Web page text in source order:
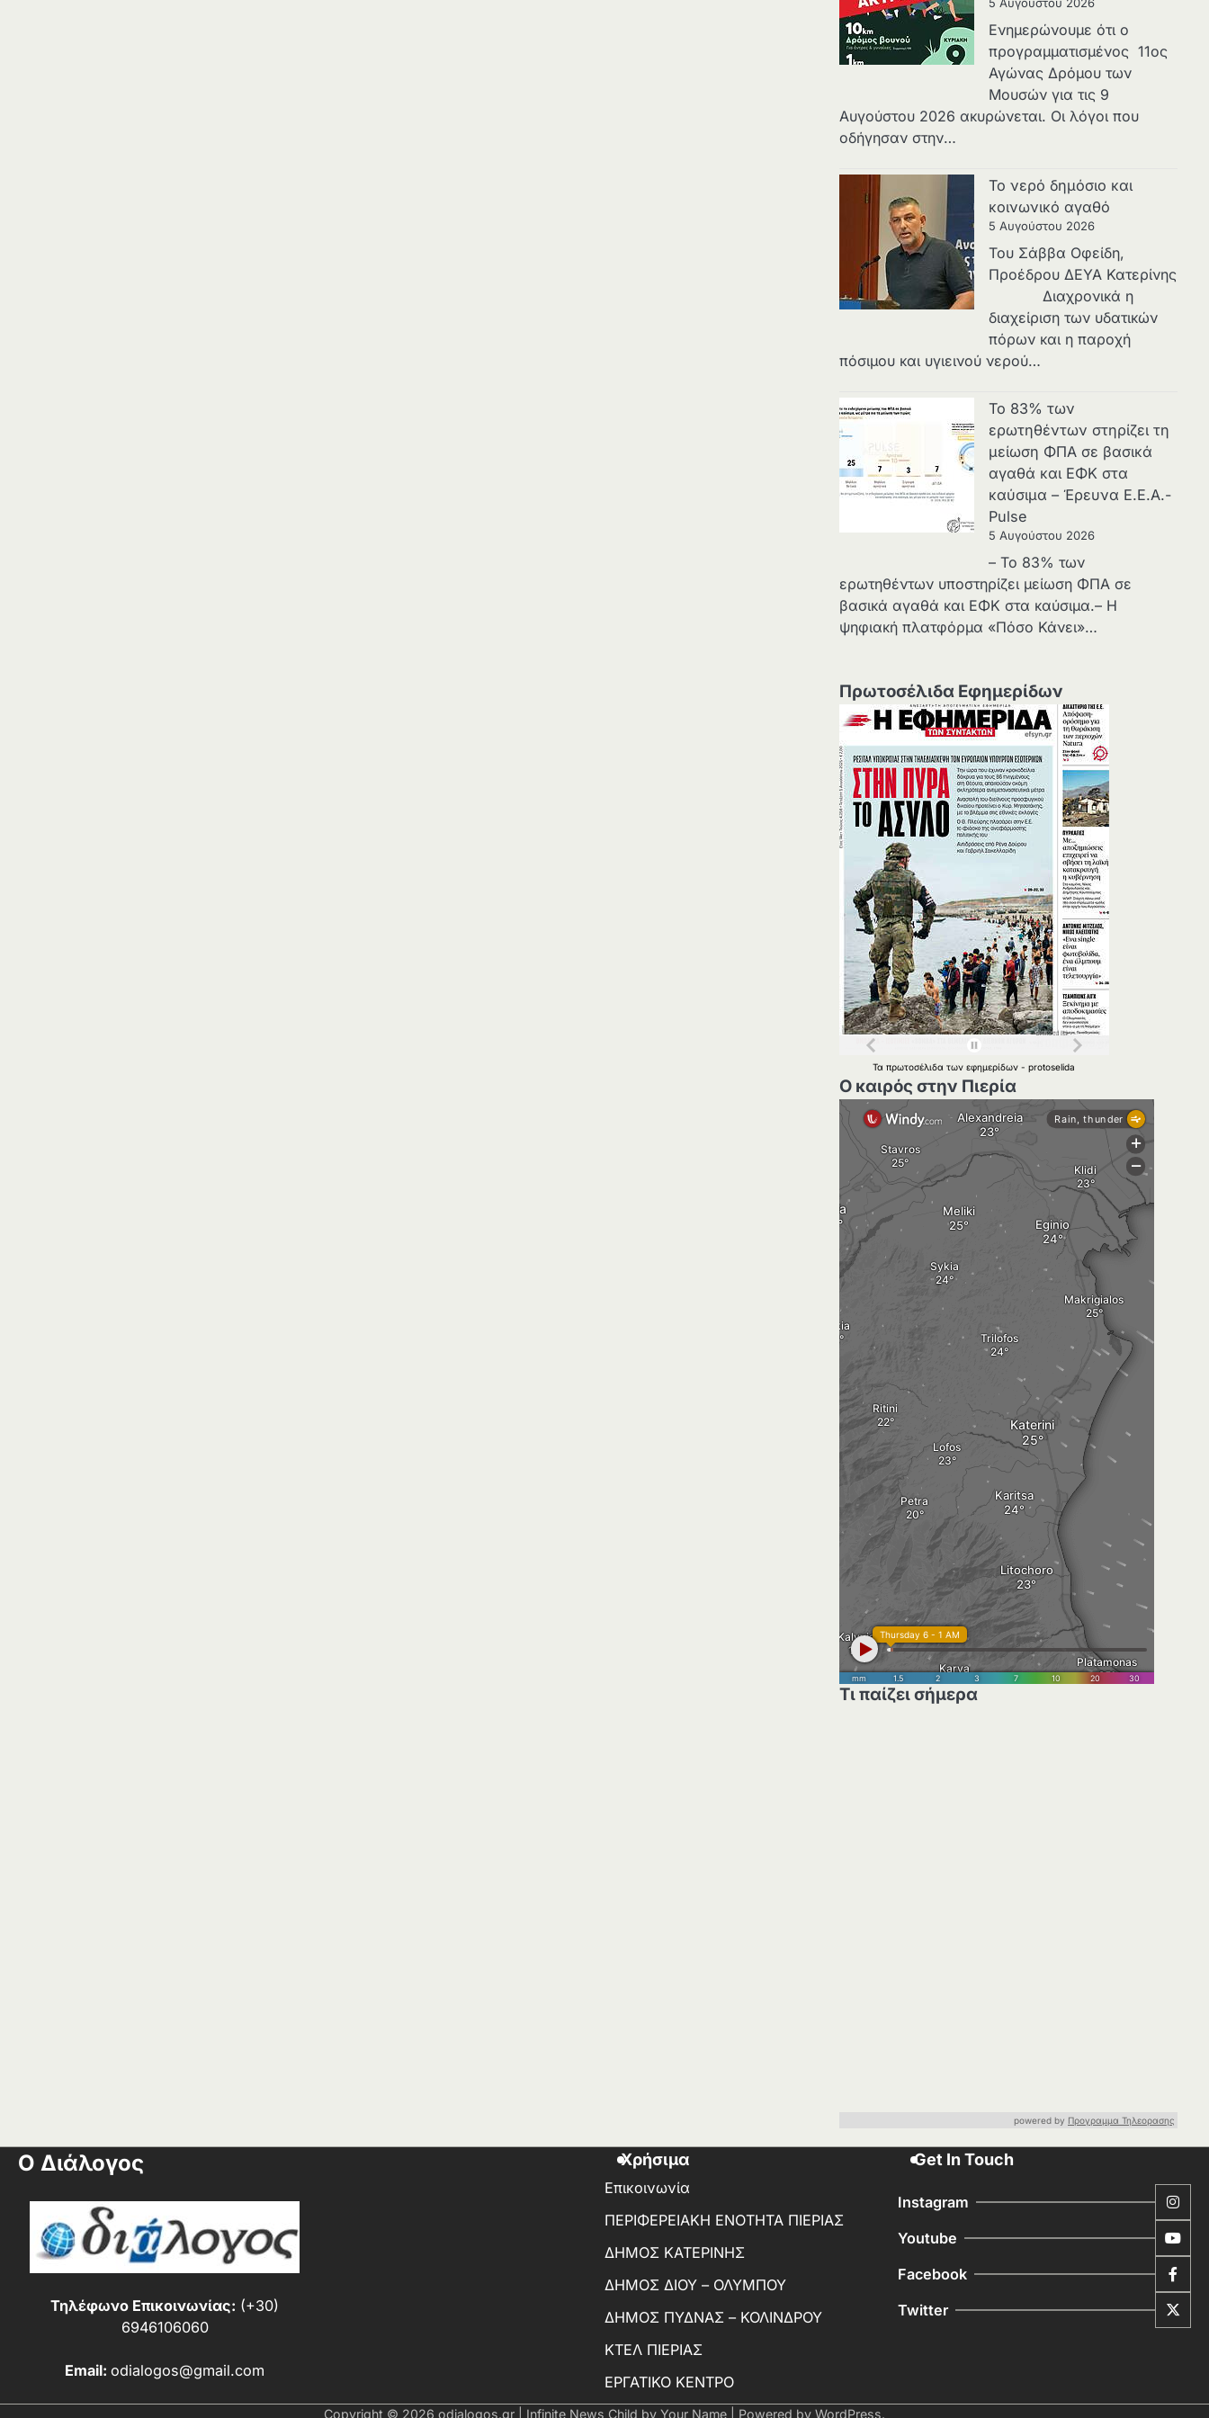
Ενημερώνουμε ότι ο
προγραμματισμένος 11ος
Αγώνας Δρόμου των
Μουσών για τις 9
Αυγούστου 2026 ακυρώνεται. Οι λόγοι που
οδήγησαν στην…
Το νερό δημόσιο και
κοινωνικό αγαθό
5 Αυγούστου 2026
Του Σάββα Οφείδη,
Προέδρου ΔΕΥΑ Κατερίνης
Διαχρονικά η
διαχείριση των υδατικών
πόρων και η παροχή
πόσιμου και υγιεινού νερού…
Το 83% των
ερωτηθέντων στηρίζει τη
μείωση ΦΠΑ σε βασικά
αγαθά και ΕΦΚ στα
καύσιμα – Έρευνα Ε.Ε.Α.-
Pulse
5 Αυγούστου 2026
– Το 83% των
ερωτηθέντων υποστηρίζει μείωση ΦΠΑ σε
βασικά αγαθά και ΕΦΚ στα καύσιμα.– Η
ψηφιακή πλατφόρμα «Πόσο Κάνει»…
Πρωτοσέλιδα Εφημερίδων
Ταπρωτοσέλιδατωνεφημερίδων-protoselida
Ο καιρός στην Πιερία
Τι παίζει σήμερα
powered by Προγραμμα Τηλεορασης
Ο Διάλογος
Τηλέφωνο Επικοινωνίας: (+30)
6946106060
Email: odialogos@gmail.com
Χρήσιμα
Επικοινωνία
ΠΕΡΙΦΕΡΕΙΑΚΗ ΕΝΟΤΗΤΑ ΠΙΕΡΙΑΣ
ΔΗΜΟΣ ΚΑΤΕΡΙΝΗΣ
ΔΗΜΟΣ ΔΙΟΥ – ΟΛΥΜΠΟΥ
ΔΗΜΟΣ ΠΥΔΝΑΣ – ΚΟΛΙΝΔΡΟΥ
ΚΤΕΛ ΠΙΕΡΙΑΣ
ΕΡΓΑΤΙΚΟ ΚΕΝΤΡΟ
Get In Touch
Instagram
Youtube
Facebook
Twitter
Copyright © 2026 odialogos.gr | Infinite News Child by Your Name | Powered by WordPress.